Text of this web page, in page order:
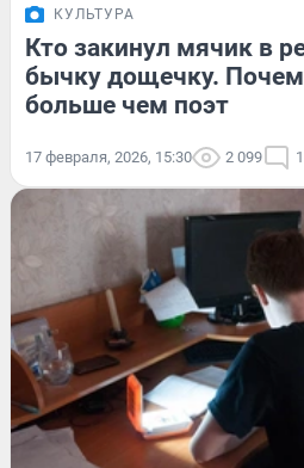
КУЛЬТУРА
Кто закинул мячик в
бычку дощечку.
больше чем поэт
17 февраля, 2026, 15:30 2 099